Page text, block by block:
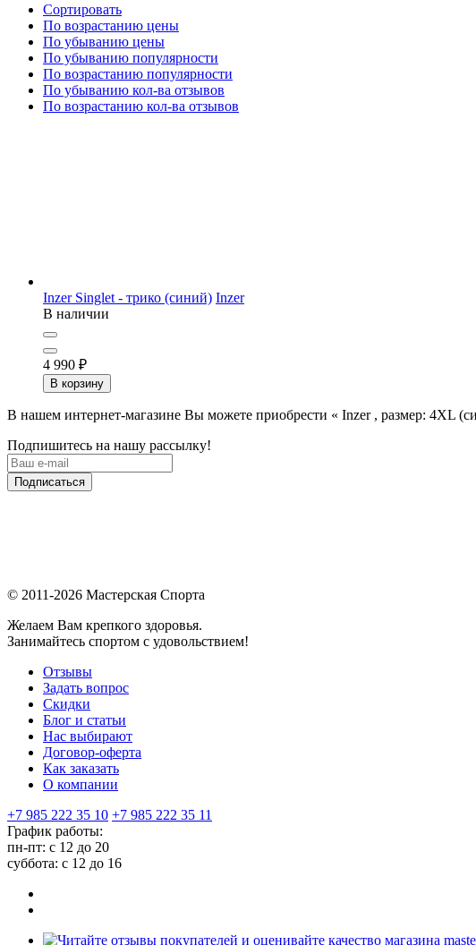
Сортировать
По возрастанию цены
По убыванию цены
По убыванию популярности
По возрастанию популярности
По убыванию кол-ва отзывов
По возрастанию кол-ва отзывов
Inzer Singlet - трико (синий) Inzer
В наличии
4 990 ₽
В корзину
В нашем интернет-магазине Вы можете приобрести « Inzer , размер: 4XL
Подпишитесь на нашу рассылку!
Подписаться
© 2011-2026 Мастерская Спорта
Желаем Вам крепкого здоровья.
Занимайтесь спортом с удовольствием!
Отзывы
Задать вопрос
Скидки
Блог и статьи
Нас выбирают
Договор-оферта
Как заказать
О компании
+7 985 222 35 10 +7 985 222 35 11
График работы:
пн-пт: с 12 до 20
суббота: c 12 до 16